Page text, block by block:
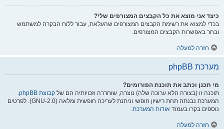
כיצד אני מוצא את כל הקבצים המצורפים שלי?
בכדי למצוא את רשימת הקבצים המצורפים שהעלאת, עבור ללוח הבקרה למשתמש
ובחר באפשרות הקבצים המצורפים.
חזרה למעלה
מערכת phpBB
מי תכנן וכתב את תוכנת הפורומים?
תוכנה זו (בצורה הלא ערוכה שלה) נוצרה, שוחררה וזכויותיה הם של קבוצת phpBB
.
המערכת נבנתה תחת רישיון חופשי וניתנת לעריכה חופשית ומלאה (GNU-2.0). לפרטים
נוספים בקרו בעמוד אודות המערכת.
חזרה למעלה